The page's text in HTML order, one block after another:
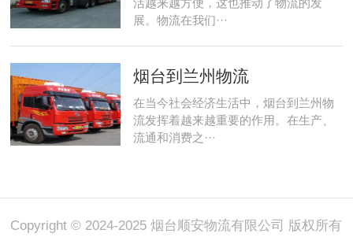
活越来越方便，这也推动了物流的发
展。物流在我们···
烟台到兰州物流
在当今社会经济生活中，烟台到兰州物
流发挥着越来越重要的作用。在生产、
流通和消费之···
Copyright © 2024-2025 烟台顺安物流有限公司 版权所有